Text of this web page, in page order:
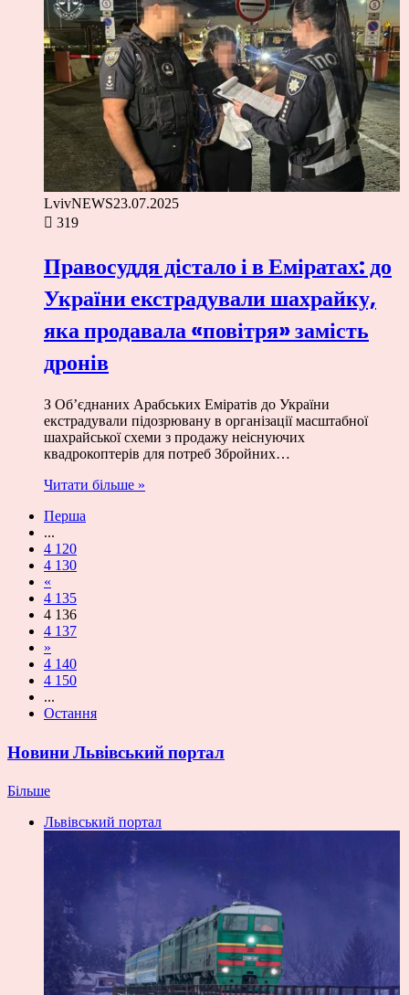
LvivNEWS23.07.2025
319
Правосуддя дістало і в Еміратах: до
України екстрадували шахрайку,
яка продавала «повітря» замість
дронів
З Об’єднаних Арабських Еміратів до України
екстрадували підозрювану в організації масштабної
шахрайської схеми з продажу неіснуючих
квадрокоптерів для потреб Збройних…
Читати більше »
Перша
...
4 120
4 130
«
4 135
4 136
4 137
»
4 140
4 150
...
Остання
Новини Львівський портал
Більше
Львівський портал